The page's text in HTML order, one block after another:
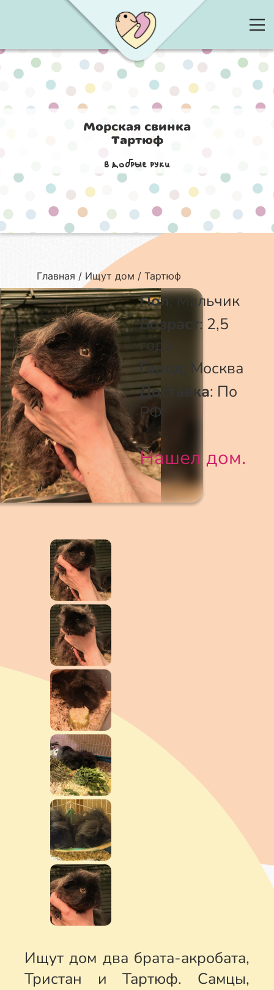
Морская свинка
Тартюф
в добрые руки
Главная Ищут дом Тартюф
Пол:Мальчик
Возраст: 2,5
года
Город
Москва
Доставка: По
РФ
Нашел дом.
Ищут дом два брата-акробата,
Тристан и Тартюф. Самцы,